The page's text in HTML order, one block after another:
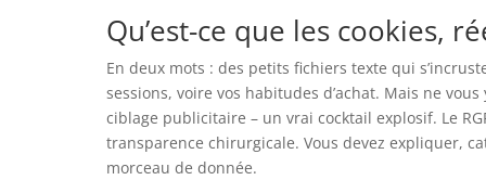
Qu’est-ce que les cookies,
En deux mots : des petits fichiers texte qui
sessions, voire vos habitudes d’achat. Mais ne
ciblage publicitaire – un vrai cocktail explosif. Le
transparence chirurgicale. Vous devez expliquer,
morceau de donnée.